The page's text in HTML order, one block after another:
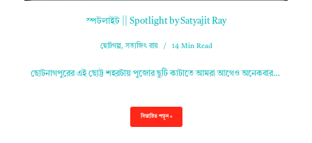
স্পটলাইট || Spotlight by Satyajit Ray
ছোটগল্প,সত্যজিৎ রায় 14 Min Read
ছোটনাগপুরের এই ছোট্ট শহরটায় পুজোর ছুটি কাটাতে আমরা আগেও অনেকবার…
বিস্তারিত পড়ুন »